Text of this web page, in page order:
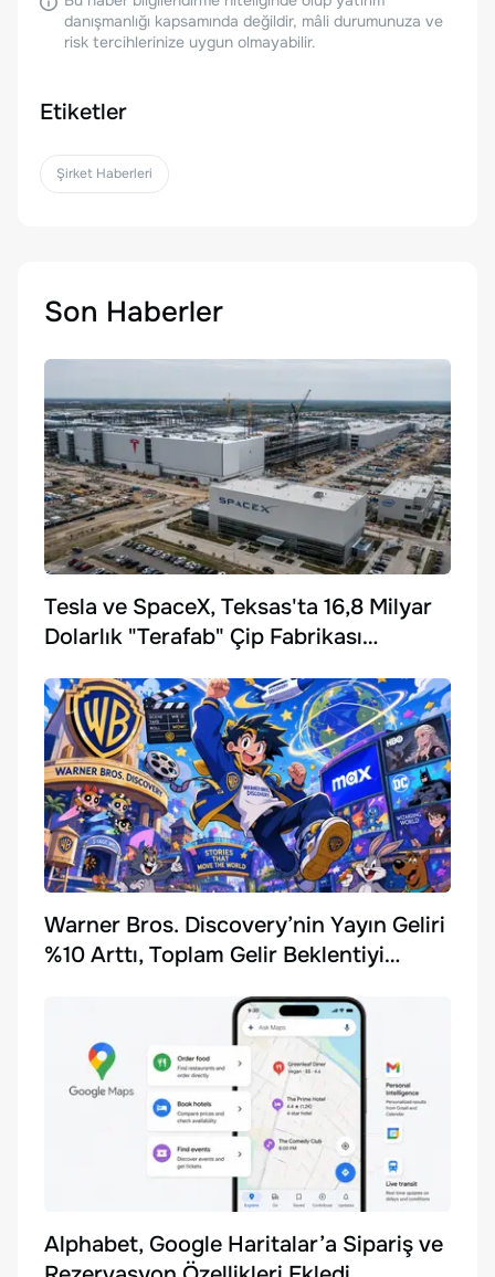
danışmanlığı kapsamında değildir, mâli durumunuza ve
risk tercihlerinize uygun olmayabilir.
Etiketler
Şirket Haberleri
Son Haberler
Tesla ve SpaceX, Teksas'ta 16,8 Milyar
Dolarlık "Terafab" Çip Fabrikası
Warner Bros. Discovery’nin Yayın Geliri
%10 Arttı, Toplam Gelir Beklentiyi
Alphabet, Google Haritalar’a Sipariş ve